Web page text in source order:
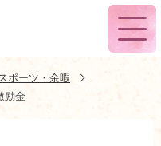
ポーツ・余暇
励金